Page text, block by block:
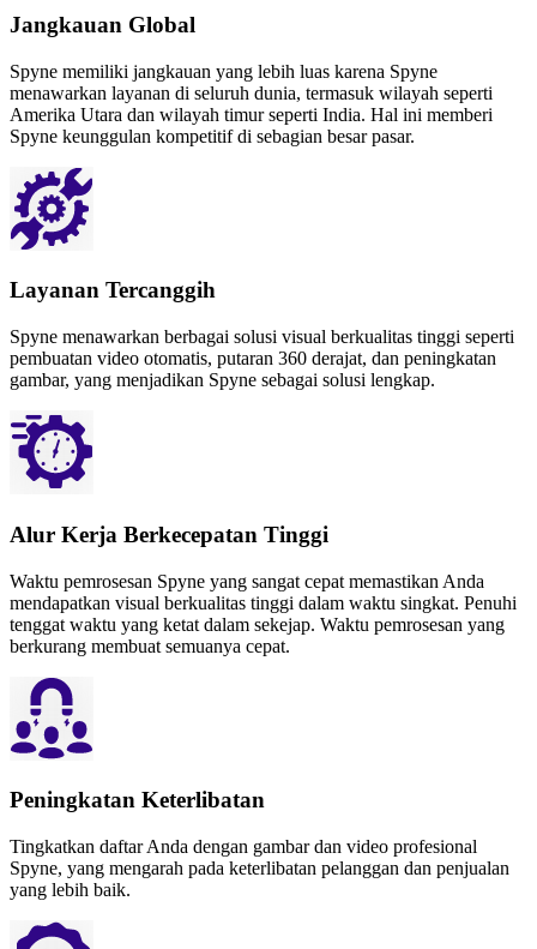
Jangkauan Global
Spyne memiliki jangkauan yang lebih luas karena Spyne
menawarkan layanan di seluruh dunia, termasuk wilayah seperti
Amerika Utara dan wilayah timur seperti India. Hal ini memberi
Spyne keunggulan kompetitif di sebagian besar pasar.
Layanan Tercanggih
Spyne menawarkan berbagai solusi visual berkualitas tinggi seperti
pembuatan video otomatis, putaran 360 derajat, dan peningkatan
gambar, yang menjadikan Spyne sebagai solusi lengkap.
Alur Kerja Berkecepatan Tinggi
Waktu pemrosesan Spyne yang sangat cepat memastikan Anda
mendapatkan visual berkualitas tinggi dalam waktu singkat. Penuhi
tenggat waktu yang ketat dalam sekejap. Waktu pemrosesan yang
berkurang membuat semuanya cepat.
Peningkatan Keterlibatan
Tingkatkan daftar Anda dengan gambar dan video profesional
Spyne, yang mengarah pada keterlibatan pelanggan dan penjualan
yang lebih baik.